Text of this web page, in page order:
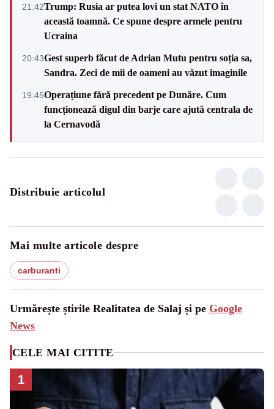
21:42Trump: Rusia ar putea lovi un stat NATO în
această toamnă. Ce spune despre armele pentru
Ucraina
20:43Gest superb făcut de Adrian Mutu pentru soția sa,
Sandra. Zeci de mii de oameni au văzut imaginile
19:45Operațiune fără precedent pe Dunăre. Cum
funcționează digul din barje care ajută centrala de
la Cernavodă
Distribuie articolul
Mai multe articole despre
carburanti
Urmărește știrile Realitatea de Salaj și pe Google
News
CELE MAI CITITE
1